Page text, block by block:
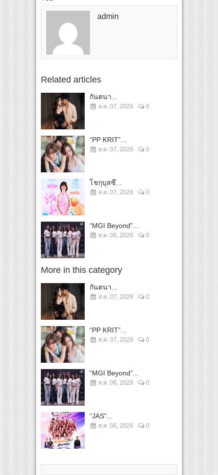
admin
Related articles
กันตนา...
ส.ค. 07, 2026 0
“PP KRIT”...
ส.ค. 07, 2026 0
โชกุบุสซึ...
ส.ค. 07, 2026 0
“MGI Beyond”...
ส.ค. 06, 2026 0
More in this category
กันตนา...
ส.ค. 07, 2026 0
“PP KRIT”...
ส.ค. 07, 2026 0
“MGI Beyond”...
ส.ค. 06, 2026 0
“JAS”...
ส.ค. 06, 2026 0